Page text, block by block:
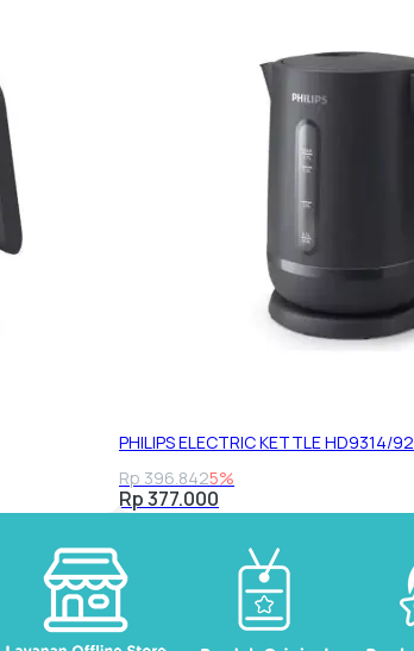
PHILIPS ELECTRIC KETTLE HD9314/92
Rp 396.8425%
Rp 377.000